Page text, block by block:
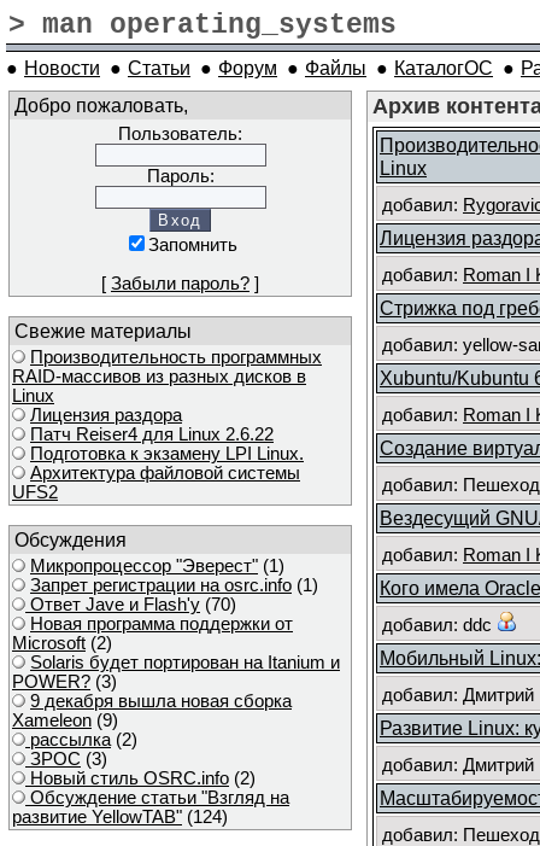
> man operating_systems
● Новости ● Статьи ● Форум ● Файлы ● КаталогОС ●
Добро пожаловать,
Пользователь:
Пароль:
Запомнить
[ Забыли пароль? ]
Свежие материалы
Производительность программных
RAID-массивов из разных дисков в
Linux
Лицензия раздора
Патч Reiser4 для Linux 2.6.22
Подготовка к экзамену LPI Linux.
Архитектура файловой системы
UFS2
Обсуждения
Микропроцессор "Эверест" (1)
Запрет регистрации на osrc.info (1)
Ответ Javе и Flash'у (70)
Новая программа поддержки от
Microsoft (2)
Solaris будет портирован на Itanium и
POWER? (3)
9 декабря вышла новая сборка
Xameleon (9)
рассылка (2)
ЗРОС (3)
Новый стиль OSRC.info (2)
Обсуждение статьи "Взгляд на
развитие YellowTAB" (124)
Архив
Linux
добавил:
Лицензия
добавил: Roman I
Стрижка под
добавил: yellow-
Xubuntu/Kubuntu
добавил: Roman I
Создание
добавил:
Вездесущий
добавил: Roman I
Кого имела
добавил: ddc
Мобильный
добавил:
Развитие Linux:
добавил:
добавил: